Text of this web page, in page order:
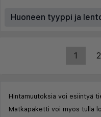
Huoneen tyyppi ja
1 2
Hintamuutoksia voi esiintyä
Matkapaketti voi myös tulla